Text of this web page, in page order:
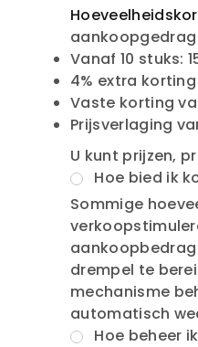
Vanaf 10 stuks:
4% extra
Vaste korting
Prijsverlaging
U kunt prijzen,
Hoe bied ik
Sommige
drempel te
mechanisme
automatisch
Hoe beheer